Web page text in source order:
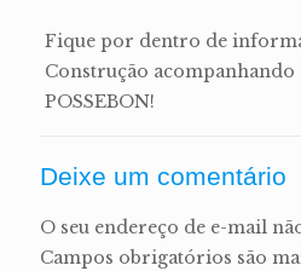
Fique por dentro de
Construção acompanhando
POSSEBON!
Deixe um comentário
O seu endereço de e-mail
Campos obrigatórios são